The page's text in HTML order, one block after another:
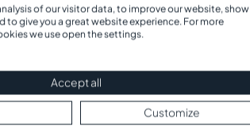
of our visitor data, to improve our website, show
to give you a great website experience. For more
we use open the settings.
Accept all
Customize